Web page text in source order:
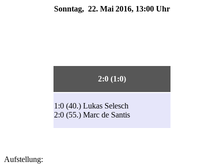
Sonntag, 22. Mai 2016, 13:00 Uhr
2:0 (1:0)
1:0 (40.) Lukas Selesch
2:0 (55.) Marc de Santis
Aufstellung: